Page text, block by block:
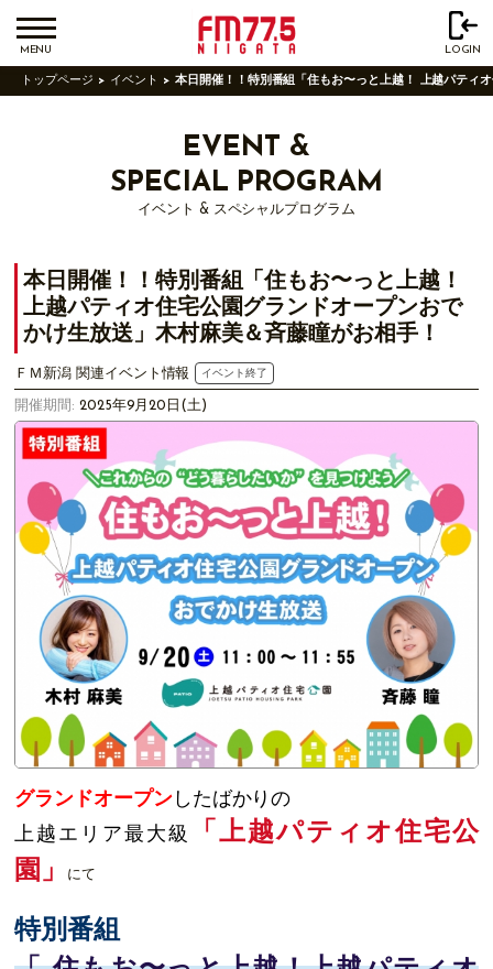
MENU LOGIN
トップページ イベント 本日開催！！特別番組「住もお〜っと上越！ 上越パティ
EVENT &
SPECIAL PROGRAM
イベント & スペシャルプログラム
本日開催！！特別番組「住もお〜っと上越！
上越パティオ住宅公園グランドオープンおで
かけ生放送」木村麻美＆斉藤瞳がお相手！
ＦＭ新潟 関連イベント情報 イベント終了
開催期間: 2025年9月20日(土)
グランドオープンしたばかりの
上越エリア最大級
「上越パティオ住宅公
園」
にて
特別番組